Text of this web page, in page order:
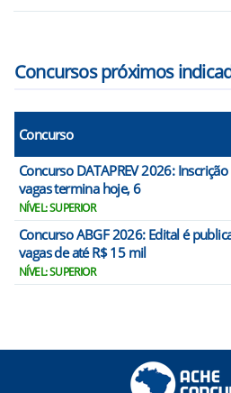
Concursos próximos
Concurso
Concurso DATAPREV 2026:
vagas termina hoje, 6
NÍVEL: SUPERIOR
Concurso ABGF 2026: Edital é
vagas de até R$ 15 mil
NÍVEL: SUPERIOR